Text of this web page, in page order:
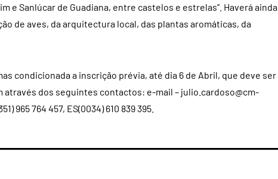
e Sanlúcar de Guadiana, entre castelos e estrelas”. Haverá ainda
de aves, da arquitectura local, das plantas aromáticas, da
condicionada a inscrição prévia, até dia 6 de Abril, que deve ser
através dos seguintes contactos: e-mail – julio.cardoso@cm-
965 764 457, ES(0034) 610 839 395.